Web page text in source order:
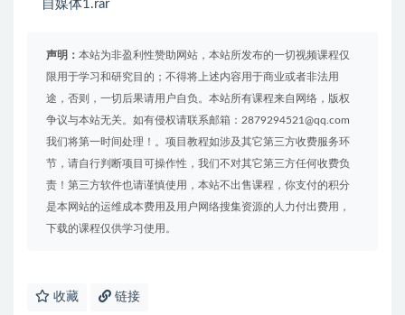
自媒体1.rar
声明： 本站为非盈利性赞助网站，本站所发布的一切视频课程仅
限用于学习和研究目的；不得将上述内容用于商业或者非法用
途，否则，一切后果请用户自负。本站所有课程来自网络，版权
争议与本站无关。如有侵权请联系邮箱：2879294521@qq.com
我们将第一时间处理！。项目教程如涉及其它第三方收费服务环
节，请自行判断项目可操作性，我们不对其它第三方任何收费负
责！第三方软件也请谨慎使用，本站不出售课程，你支付的积分
是本网站的运维成本费用及用户网络搜集资源的人力付出费用，
下载的课程仅供学习使用。
收藏 链接